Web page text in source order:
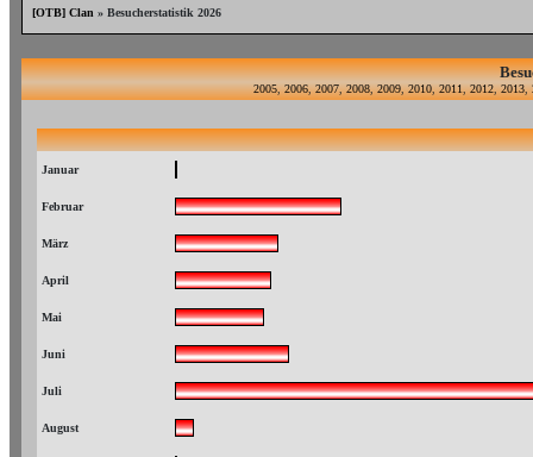
[OTB] Clan » Besucherstatistik 2026
2005,2006,2007,2008,2009,2010,2011,2012,2013,
Januar
Februar
März
April
Mai
Juni
Juli
August